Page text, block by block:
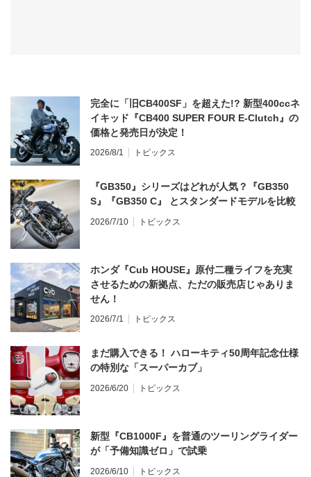
完全に「旧CB400SF」を超えた!? 新型400ccネ
イキッド『CB400 SUPER FOUR E-Clutch』の
価格と発売日が決定！
2026/8/1 トピックス
『GB350』シリーズはどれが人気？『GB350
S』『GB350 C』 とスタンダードモデルを比較
2026/7/10 トピックス
ホンダ『Cub HOUSE』原付二種ライフを充実
させるための新拠点、ただの販売店じゃありま
せん！
2026/7/1 トピックス
まだ購入できる！ ハローキティ50周年記念仕様
の特別な「スーパーカブ」
2026/6/20 トピックス
新型『CB1000F』を普通のツーリングライダー
が「予備知識ゼロ」で試乗
2026/6/10 トピックス